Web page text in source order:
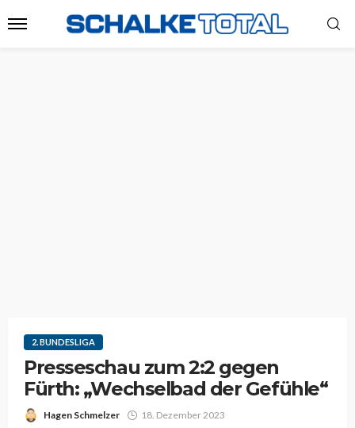
2. BUNDESLIGA
Presseschau zum 2:2 gegen
Fürth: „Wechselbad der Gefühle“
Hagen Schmelzer 18. Dezember 2023